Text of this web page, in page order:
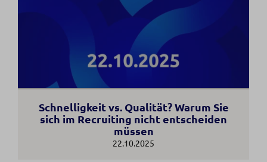
Schnelligkeit vs. Qualität? Warum Sie
sich im Recruiting nicht entscheiden
müssen
22.10.2025